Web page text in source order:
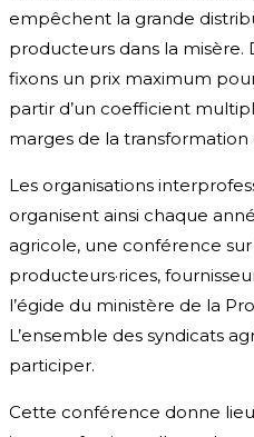
empêchent la grande
producteurs dans la
fixons un prix maximum
partir d’un coefficient
marges de la
Les organisations
organisent ainsi chaque
agricole, une conférence
producteurs·rices,
l’égide du ministère de la
L’ensemble des syndicats
participer.
Cette conférence donne